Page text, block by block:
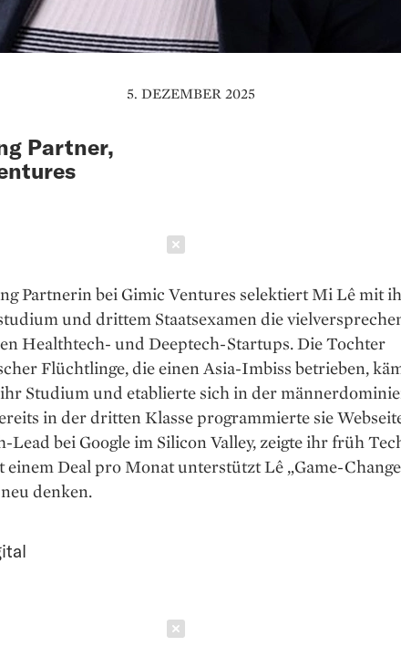
5. DEZEMBER 2025
Partner,
Partnerin bei Gimic Ventures selektiert Mi Lê mit
und drittem Staatsexamen die
Healthtech- und Deeptech-Startups. Die Tochter
Flüchtlinge, die einen Asia-Imbiss betrieben,
Studium und etablierte sich in der
in der dritten Klasse programmierte sie
Lead bei Google im Silicon Valley, zeigte ihr früh
Deal pro Monat unterstützt Lê „Game-
denken.